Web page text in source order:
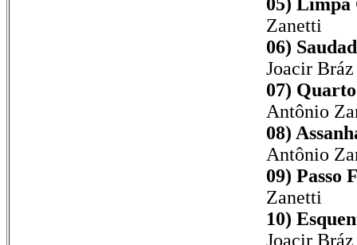
Zanetti
06)
Joacir
07)
Antônio
08)
Antônio
09) Passo
Zanetti
10)
Joacir